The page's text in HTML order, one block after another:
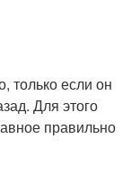
только если он
Для этого
правильно